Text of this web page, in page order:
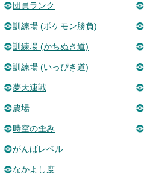
団員ランク
訓練場 (ポケモン勝負)
訓練場 (かちぬき道)
訓練場 (いっぴき道)
夢天連戦
農場
時空の歪み
がんばレベル
なかよし度